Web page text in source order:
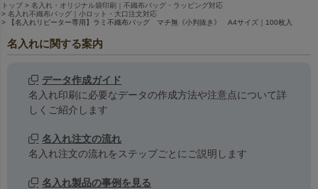
トップ
名入れ・オリジナル袋印刷｜不織布バッグ・ラッピング対応
名入れ不織布バッグ｜小ロット・大口注文対応
【名入れリピーター専用】ラミ不織布バッグ マチ無《小判抜き》 A4サイズ｜100枚入
名入れに関する案内
データ作成ガイド
名入れ印刷に必要なデータの作成方法や注意点について詳
しくご紹介します
名入れ注文の流れ
名入れ注文の流れをステップごとにご説明します
名入れ製品の事例を見る